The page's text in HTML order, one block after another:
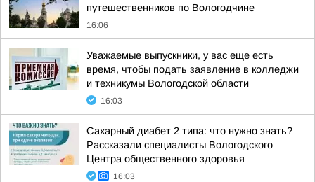
путешественников по Вологодчине
16:06
Уважаемые выпускники, у вас еще есть
время, чтобы подать заявление в колледжи
и техникумы Вологодской области
16:03
Сахарный диабет 2 типа: что нужно знать?
Рассказали специалисты Вологодского
Центра общественного здоровья
16:03